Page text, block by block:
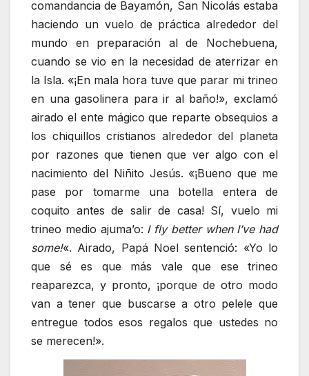
comandancia de Bayamón, San Nicolás estaba
haciendo un vuelo de práctica alrededor del
mundo en preparación al de Nochebuena,
cuando se vio en la necesidad de aterrizar en
la Isla. «¡En mala hora tuve que parar mi trineo
en una gasolinera para ir al baño!», exclamó
airado el ente mágico que reparte obsequios a
los chiquillos cristianos alrededor del planeta
por razones que tienen que ver algo con el
nacimiento del Niñito Jesús. «¡Bueno que me
pase por tomarme una botella entera de
coquito antes de salir de casa! Sí, vuelo mi
trineo medio ajuma’o: I fly better when I’ve had
some!«. Airado, Papá Noel sentenció: «Yo lo
que sé es que más vale que ese trineo
reaparezca, y pronto, ¡porque de otro modo
van a tener que buscarse a otro pelele que
entregue todos esos regalos que ustedes no
se merecen!».